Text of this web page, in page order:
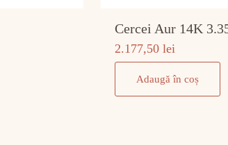
Cercei Aur 14K
2.177,50lei
Adaugă în coș